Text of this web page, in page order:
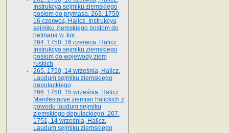
Instrukcya sejmiku ziemskiego
posłom do prymasa. 263. 1750,
16 czerwca, Halicz. Instrukcya
sejmiku ziemskiego posłom do
hetmana w. kor.
264. 1750, 16 czerwca, Halicz.
Instrukcya sejmiku ziemskiego
posłom do wojewody ziem
ruskich
265. 1750, 14 września, Halicz.
Laudum sejmiku ziemskiego
deputackiego
266. 1750, 15 września, Halicz.
Manifestacye ziemian halickich z
powodu laudum sejmiku
ziemskiego deputackiego. 267.
1751, 14 września, Halicz.
Laudum sejmiku ziemskiego